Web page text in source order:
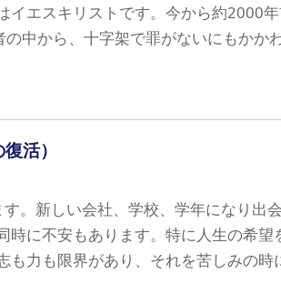
イエスキリストです。今から約2000
中から、十字架で罪がないにもかか
活）
。新しい会社、学校、学年になり出
時に不安もあります。特に人生の希望
も力も限界があり、それを苦しみの時